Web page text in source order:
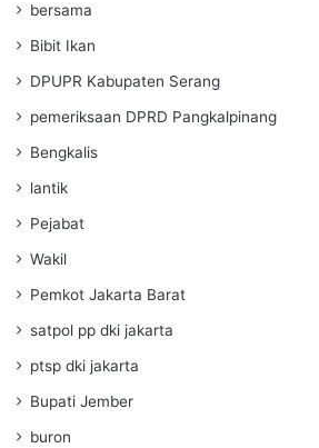
bersama
Bibit Ikan
DPUPR Kabupaten Serang
pemeriksaan DPRD Pangkalpinang
Bengkalis
lantik
Pejabat
Wakil
Pemkot Jakarta Barat
satpol pp dki jakarta
ptsp dki jakarta
Bupati Jember
buron